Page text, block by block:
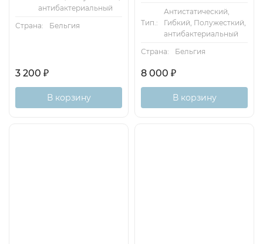
антибактериальный
Страна:
Бельгия
3 200 ₽
В корзину
Тип.:
Антистатический,
Гибкий, Полужесткий,
антибактериальный
Страна:
Бельгия
8 000 ₽
В корзину